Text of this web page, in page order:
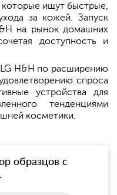
которые ищут быстрые,
за кожей. Запуск
на рынок домашних
доступность и
H&H по расширению
спроса
устройства для
тенденциями
косметики.
образцов с